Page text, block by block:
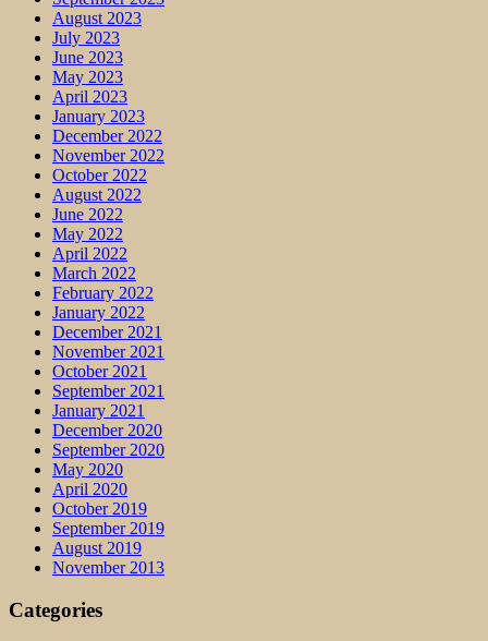
August 2023
July 2023
June 2023
May 2023
April 2023
January 2023
December 2022
November 2022
October 2022
August 2022
June 2022
May 2022
April 2022
March 2022
February 2022
January 2022
December 2021
November 2021
October 2021
September 2021
January 2021
December 2020
September 2020
May 2020
April 2020
October 2019
September 2019
August 2019
November 2013
Categories